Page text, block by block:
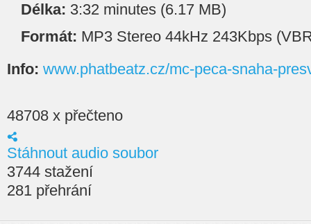
Délka: 3:32 minutes (6.17 MB)
Formát: MP3 Stereo 44kHz 243Kbps
Info: www.phatbeatz.cz/mc-peca-snaha-
48708 x přečteno
Stáhnout audio soubor
3744 stažení
281 přehrání